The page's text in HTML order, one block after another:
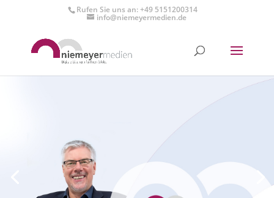
Rufen Sie uns an: +49 5151200314
info@niemeyermedien.de